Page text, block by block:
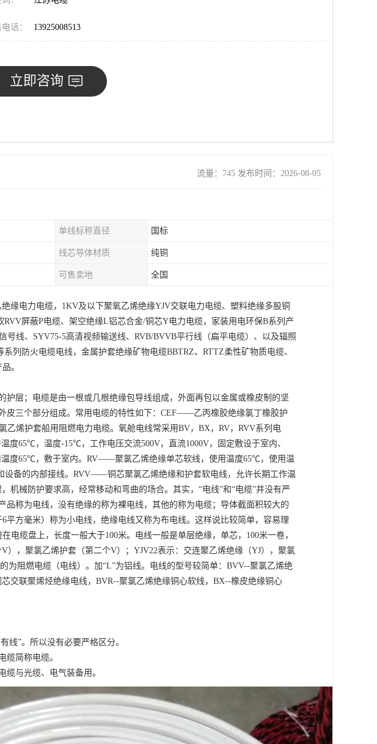
话： 13925008513
立即咨询
流量：745 发布时间：2026-08-05
单线标称直径 国标
线芯导体材质 纯铜
可售卖地 全国
缘电力电缆，1KV及以下聚氧乙烯绝缘YJV交联电力电缆、塑料绝缘多股铜
屏蔽P电缆、架空绝缘L铝芯合金/铜芯Y电力电缆，家装用电环保B系列产
号线、SYV75-5高清视频输送线、RVB/BVVB平行线（扁平电缆）、以及辐照
列防火电缆电线，金属护套绝缘矿物电缆BBTRZ、RTTZ柔性矿物质电缆、
。
护层；电缆是由一根或几根绝缘包导线组成，外面再包以金属或橡皮制的坚
皮三个部分组成。常用电缆的特性如下：CEF——乙丙橡胶绝缘氯丁橡胶护
烯护套船用阻燃电力电缆。氧舱电线常采用BV，BX，RV，RVV系列电
65℃，温度-15℃，工作电压交流500V，直流1000V，固定敷设于室内、
度65℃，敷于室内。RV——聚氯乙烯绝缘单芯软线，使用温度65℃，使用温
设备的内部接线。RVV——铜芯聚氯乙烯绝缘和护套软电线，允许长期工作温
机械防护要求高，经常移动和弯曲的场合。其实，“电线”和“电缆”并没有严
品称为电线，没有绝缘的称为裸电线，其他的称为电缆；导体截面积较大的
平方毫米）称为小电线，绝缘电线又称为布电线。这样说比较简单，容易理
电缆盘上，长度一般大于100米。电线一般是单层绝缘，单芯，100米一卷，
），聚氯乙烯护套（第二个V）；YJV22表示：交连聚乙烯绝缘（YJ），聚氯
为阻燃电缆（电线）。加“L”为铝线。电线的型号较简单：BVV--聚氯乙烯绝
交联聚烯烃绝缘电线，BVR--聚氯乙烯绝缘铜心软线，BX--橡皮绝缘铜心
线”。所以没有必要严格区分。
缆简称电缆。
缆与光缆、电气装备用。